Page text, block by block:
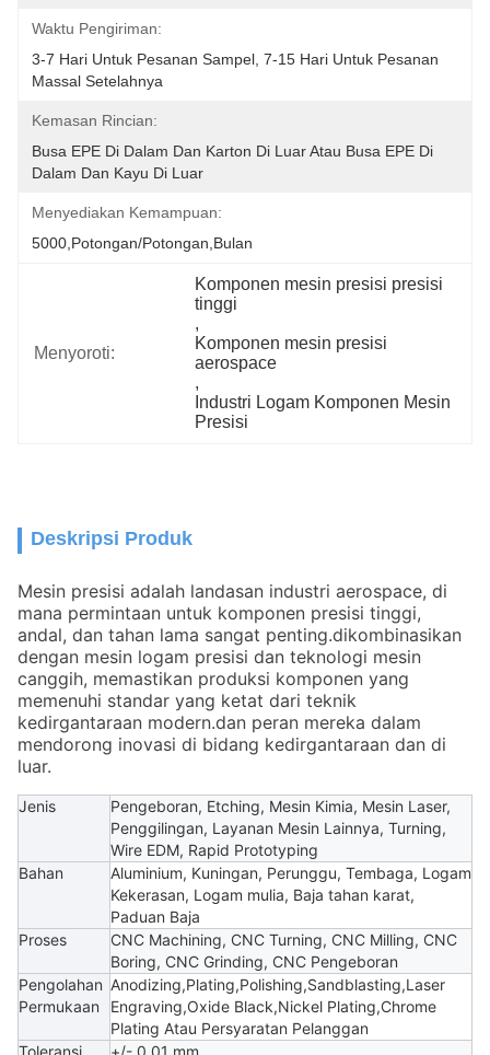
Waktu Pengiriman:
3-7 Hari Untuk Pesanan Sampel, 7-15 Hari Untuk Pesanan
Massal Setelahnya
Kemasan Rincian:
Busa EPE Di Dalam Dan Karton Di Luar Atau Busa EPE Di
Dalam Dan Kayu Di Luar
Menyediakan Kemampuan:
5000,Potongan/Potongan,Bulan
Menyoroti:
Komponen mesin presisi presisi
tinggi
,
Komponen mesin presisi
aerospace
,
Industri Logam Komponen Mesin
Presisi
Deskripsi Produk
Mesin presisi adalah landasan industri aerospace, di
mana permintaan untuk komponen presisi tinggi,
andal, dan tahan lama sangat penting.dikombinasikan
dengan mesin logam presisi dan teknologi mesin
canggih, memastikan produksi komponen yang
memenuhi standar yang ketat dari teknik
kedirgantaraan modern.dan peran mereka dalam
mendorong inovasi di bidang kedirgantaraan dan di
luar.
Jenis
Pengeboran, Etching, Mesin Kimia, Mesin Laser,
Penggilingan, Layanan Mesin Lainnya, Turning,
Wire EDM, Rapid Prototyping
Bahan
Aluminium, Kuningan, Perunggu, Tembaga, Logam
Kekerasan, Logam mulia, Baja tahan karat,
Paduan Baja
Proses
CNC Machining, CNC Turning, CNC Milling, CNC
Boring, CNC Grinding, CNC Pengeboran
Pengolahan
Permukaan
Anodizing,Plating,Polishing,Sandblasting,Laser
Engraving,Oxide Black,Nickel Plating,Chrome
Plating Atau Persyaratan Pelanggan
Toleransi
+/- 0,01 mm